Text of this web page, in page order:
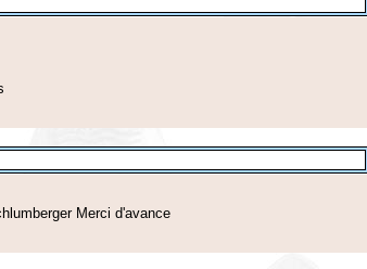
Merci d'avance